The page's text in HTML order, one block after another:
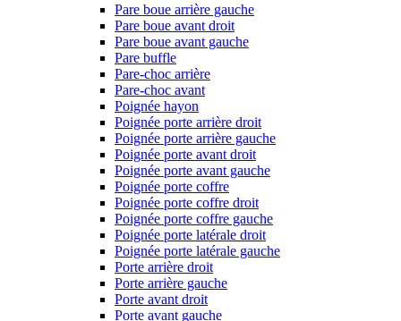
Pare boue arrière gauche
Pare boue avant droit
Pare boue avant gauche
Pare buffle
Pare-choc arrière
Pare-choc avant
Poignée hayon
Poignée porte arrière droit
Poignée porte arrière gauche
Poignée porte avant droit
Poignée porte avant gauche
Poignée porte coffre
Poignée porte coffre droit
Poignée porte coffre gauche
Poignée porte latérale droit
Poignée porte latérale gauche
Porte arrière droit
Porte arrière gauche
Porte avant droit
Porte avant gauche